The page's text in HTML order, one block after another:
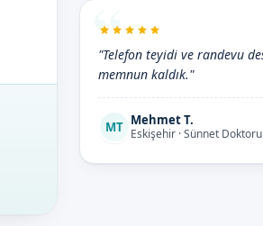
"Telefon teyidi ve randevu
memnun kaldık."
MT Mehmet T.
Eskişehir · Sünnet Doktoru